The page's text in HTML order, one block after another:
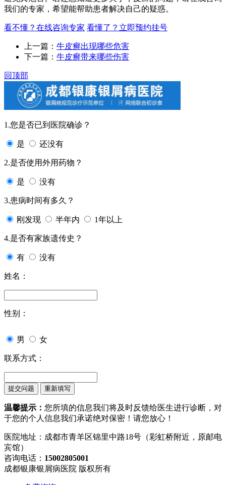
我们的专家，希望能帮助患者解决自己的疑惑。
看不懂？在线咨询专家 看懂了？立即预约挂号
上一篇： 牛皮癣出现哪些危害
下一篇： 牛皮癣带来哪些伤害
回顶部
1.您是否已到医院确诊？
是 还没有
2.是否使用外用药物？
是 没有
3.患病时间有多久？
刚发现 半年内 1年以上
4.是否有家族遗传史？
有 没有
姓名：
性别：
男 女
联系方式：
温馨提示： 您所填的信息我们将及时反馈给医生进行诊断，对
于您的个人信息我们承诺绝对保密！请您放心！
医院地址：成都市青羊区锦里中路18号（彩虹桥附近，原邮电
宾馆）
咨询电话： 15002805001
成都银康银屑病医院 版权所有